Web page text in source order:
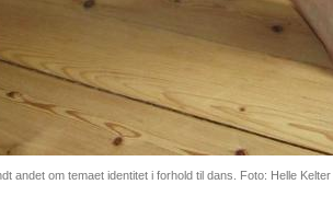
andet om temaet identitet i forhold til dans. Foto: Helle Kelter